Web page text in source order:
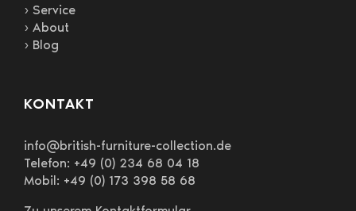
› Service
› About
› Blog
KONTAKT
info@british-furniture-collection.de
Telefon: +49 (0) 234 68 04 18
Mobil: +49 (0) 173 398 58 68